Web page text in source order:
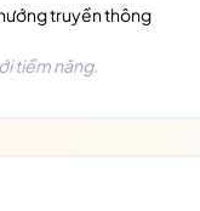
truyền thông
tiềm năng.